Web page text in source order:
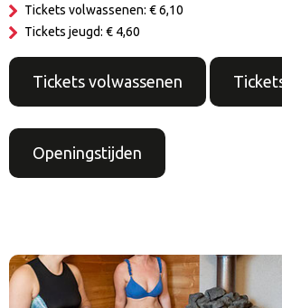
Tickets volwassenen: € 6,10
Tickets jeugd: € 4,60
Tickets volwassenen
Openingstijden